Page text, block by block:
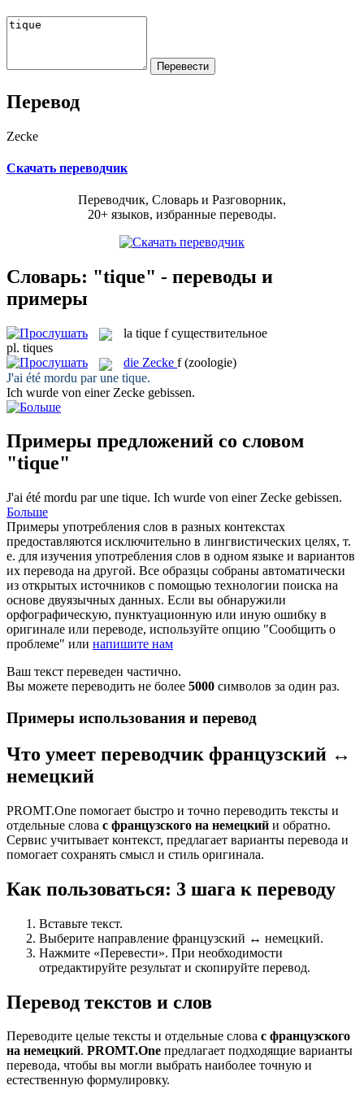
Перевод
Zecke
Скачать переводчик
Переводчик, Словарь и Разговорник,
20+ языков, избранные переводы.
Словарь: "tique" - переводы и
примеры
la tique f существительное
pl. tiques
die Zecke f (zoologie)
J'ai été mordu par une tique.
Ich wurde von einer Zecke gebissen.
Примеры предложений со словом
"tique"
J'ai été mordu par une tique. Ich wurde von einer Zecke gebissen.
Больше
Примеры употребления слов в разных контекстах
предоставляются исключительно в лингвистических целях, т.
е. для изучения употребления слов в одном языке и вариантов
их перевода на другой. Все образцы собраны автоматически
из открытых источников с помощью технологии поиска на
основе двуязычных данных. Если вы обнаружили
орфографическую, пунктуационную или иную ошибку в
оригинале или переводе, используйте опцию "Сообщить о
проблеме" или напишите нам
Ваш текст переведен частично.
Вы можете переводить не более 5000 символов за один раз.
Примеры использования и перевод
Что умеет переводчик французский ↔
немецкий
PROMT.One помогает быстро и точно переводить тексты и
отдельные слова с французского на немецкий и обратно.
Сервис учитывает контекст, предлагает варианты перевода и
помогает сохранять смысл и стиль оригинала.
Как пользоваться: 3 шага к переводу
Вставьте текст.
Выберите направление французский ↔ немецкий.
Нажмите «Перевести». При необходимости
отредактируйте результат и скопируйте перевод.
Перевод текстов и слов
Переводите целые тексты и отдельные слова с французского
на немецкий. PROMT.One предлагает подходящие варианты
перевода, чтобы вы могли выбрать наиболее точную и
естественную формулировку.